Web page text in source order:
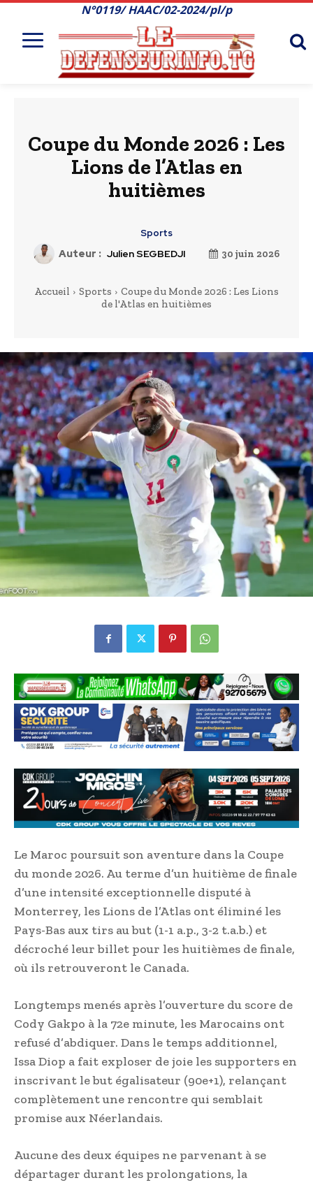
N°0119/ HAAC/02-2024/pl/p
Coupe du Monde 2026 : Les
Lions de l’Atlas en
huitièmes
Sports
Auteur : Julien SEGBEDJI 30 juin 2026
Accueil Sports
Coupe du Monde 2026 : Les Lions
de l'Atlas en huitièmes
Le Maroc poursuit son aventure dans la Coupe
du monde 2026. Au terme d’un huitième de finale
d’une intensité exceptionnelle disputé à
Monterrey, les Lions de l’Atlas ont éliminé les
Pays-Bas aux tirs au but (1-1 a.p., 3-2 t.a.b.) et
décroché leur billet pour les huitièmes de finale,
où ils retrouveront le Canada.
Longtemps menés après l’ouverture du score de
Cody Gakpo à la 72e minute, les Marocains ont
refusé d’abdiquer. Dans le temps additionnel,
Issa Diop a fait exploser de joie les supporters en
inscrivant le but égalisateur (90e+1), relançant
complètement une rencontre qui semblait
promise aux Néerlandais.
Aucune des deux équipes ne parvenant à se
départager durant les prolongations, la